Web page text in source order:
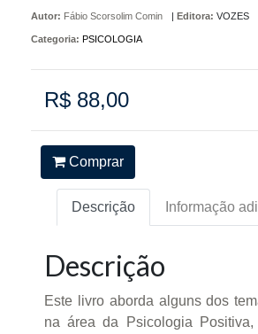
Autor: Fábio Scorsolim Comin | Editora: VOZES
Categoria: PSICOLOGIA
R$ 88,00
Comprar
Descrição Informação
Descrição
Este livro aborda alguns dos
na área da Psicologia Positiva,